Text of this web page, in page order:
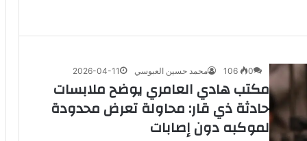
محمد حسين العبوسي 2026-04-11 0
مكتب هادي العامري يوضح ملابسات
حادثة ذي قار: محاولة تعرض محدودة
لموكبه دون إصابات